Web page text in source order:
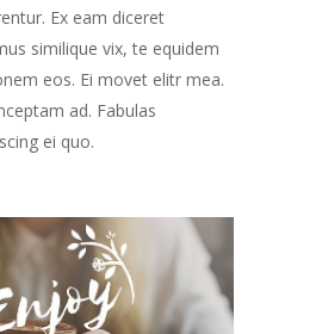
Ex eam diceret
similique vix, te equidem
eos. Ei movet elitr mea.
ad. Fabulas
ei quo.